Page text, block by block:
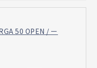
50 OPEN / ー